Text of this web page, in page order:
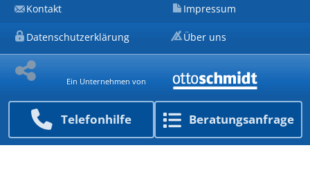
Telefon­hilfe Beratungs­anfrage
Kontakt Impressum
Datenschutzerklärung Über uns
Ein Unternehmen von